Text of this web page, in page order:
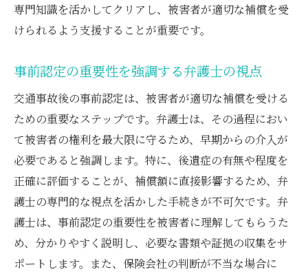
専門知識を活かしてクリアし、被害者が適切な補償を受
けられるよう支援することが重要です。
事前認定の重要性を強調する弁護士の視点
交通事故後の事前認定は、被害者が適切な補償を受ける
ための重要なステップです。弁護士は、その過程におい
て被害者の権利を最大限に守るため、早期からの介入が
必要であると強調します。特に、後遺症の有無や程度を
正確に評価することが、補償額に直接影響するため、弁
護士の専門的な視点を活かした手続きが不可欠です。弁
護士は、事前認定の重要性を被害者に理解してもらうた
め、分かりやすく説明し、必要な書類や証拠の収集をサ
ポートします。また、保険会社の判断が不当な場合に